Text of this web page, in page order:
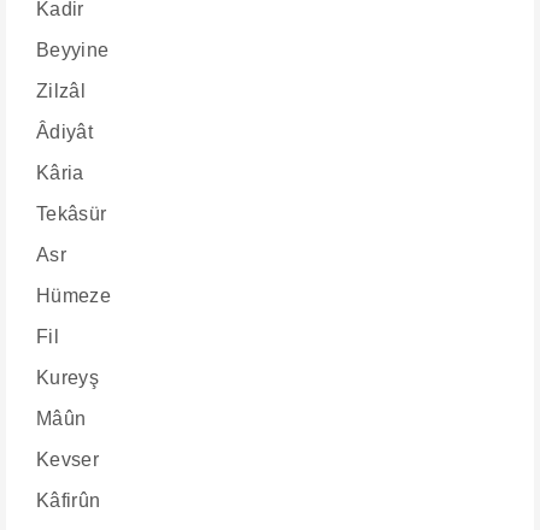
Kadir
Beyyine
Zilzâl
Âdiyât
Kâria
Tekâsür
Asr
Hümeze
Fil
Kureyş
Mâûn
Kevser
Kâfirûn